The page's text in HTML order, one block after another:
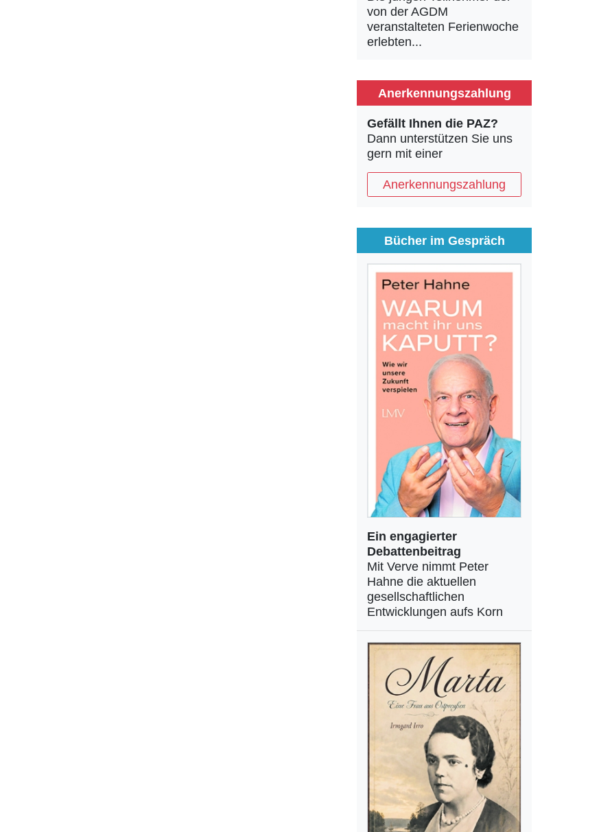
von der AGDM
veranstalteten Ferienwoche
erlebten...
Anerkennungszahlung
Gefällt Ihnen die PAZ?
Dann unterstützen Sie uns
gern mit einer
Anerkennungszahlung
Bücher im Gespräch
Ein engagierter
Debattenbeitrag
Mit Verve nimmt Peter
Hahne die aktuellen
gesellschaftlichen
Entwicklungen aufs Korn